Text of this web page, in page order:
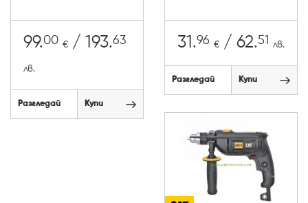
99.00 € / 193.63
лв.
Разгледай Купи
31.96 € / 62.51 лв.
Разгледай Купи